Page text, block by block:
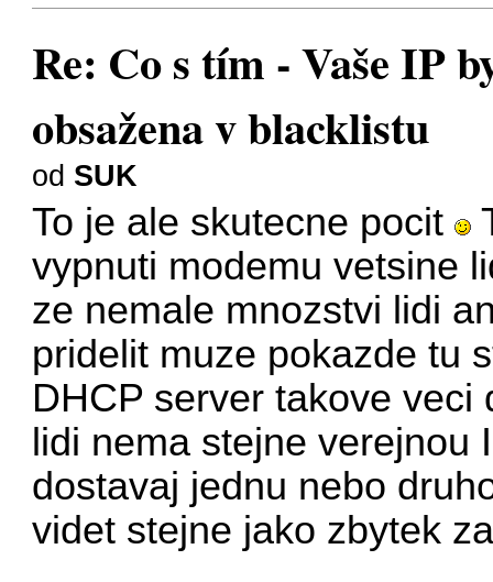
Re: Co s tím - Vaše IP
obsažena v blacklistu
od SUK
To je ale skutecne pocit
vypnuti modemu vetsine
ze nemale mnozstvi lidi
pridelit muze pokazde tu
DHCP server takove
lidi nema stejne verejnou
dostavaj jednu nebo
videt stejne jako zbytek